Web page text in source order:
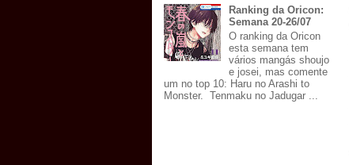
Ranking da Oricon:
Semana 20-26/07
O ranking da Oricon
esta semana tem
vários mangás shoujo
e josei, mas comente
um no top 10: Haru no Arashi to
Monster. Tenmaku no Jadugar ...